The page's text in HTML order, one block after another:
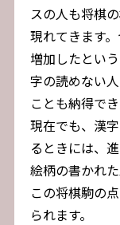
スの人も将棋
現れてきます
増加したとい
字の読めない
ことも納得で
現在でも、漢
るときには、
絵柄の書かれ
この将棋駒の
られます。